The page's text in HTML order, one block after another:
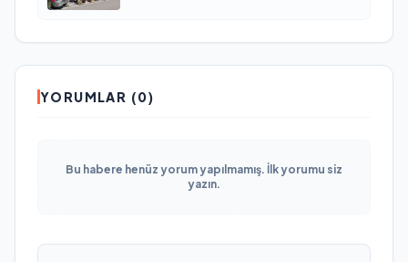
YORUMLAR (0)
Bu habere henüz yorum yapılmamış. İlk yorumu siz
yazın.